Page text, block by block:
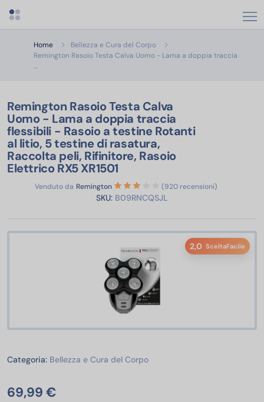
Apri menu categorie
Home
Bellezza e Cura del Corpo
Remington Rasoio Testa Calva Uomo - Lama a doppia traccia
…
Remington Rasoio Testa Calva
Uomo - Lama a doppia traccia
flessibili - Rasoio a testine Rotanti
al litio, 5 testine di rasatura,
Raccolta peli, Rifinitore, Rasoio
Elettrico RX5 XR1501
Venduto da Remington (920 recensioni)
SKU: B09RNCQSJL
2,0 SceltaFacile
Categoria: Bellezza e Cura del CorpoBellezza e Cura del Corpo
69,99 €